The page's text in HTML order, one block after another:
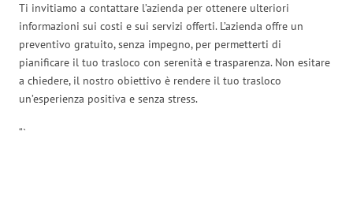
Ti invitiamo a contattare l’azienda per ottenere ulteriori
informazioni sui costi e sui servizi offerti. L’azienda offre un
preventivo gratuito, senza impegno, per permetterti di
pianificare il tuo trasloco con serenità e trasparenza. Non esitare
a chiedere, il nostro obiettivo è rendere il tuo trasloco
un’esperienza positiva e senza stress.
“`